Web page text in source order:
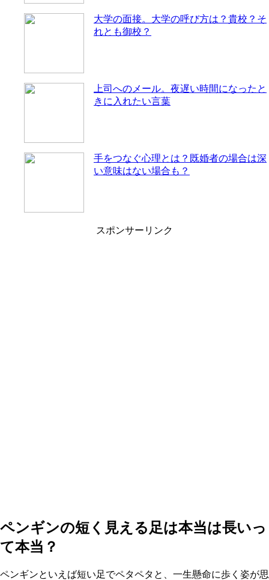
大学の面接。大学の呼び方は？貴校？そ
れとも御校？
上司へのメール。夜遅い時間になったと
きに入れたい言葉
手をつなぐ心理とは？既婚者の場合は深
い意味はない場合も？
スポンサーリンク
ペンギンの短く見える足は本当は長いっ
て本当？
ペンギンといえば短い足でペタペタと、一生懸命に歩く姿が思